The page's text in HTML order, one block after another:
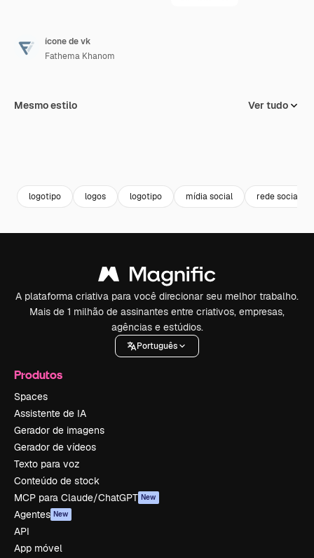
ícone de vk
Fathema Khanom
Mesmo estilo Ver tudo
logotipo logos logotipo mídia social rede social
A plataforma criativa para você direcionar seu melhor trabalho.
Mais de 1 milhão de assinantes entre criativos, empresas,
agências e estúdios.
Português
Produtos
Spaces
Assistente de IA
Gerador de imagens
Gerador de vídeos
Texto para voz
Conteúdo de stock
MCP para Claude/ChatGPT New
Agentes New
API
App móvel